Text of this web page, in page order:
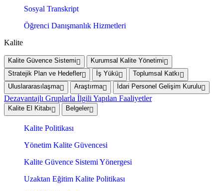
Sosyal Transkript
Öğrenci Danışmanlık Hizmetleri
Kalite
Kalite Güvence Sistemi
Kurumsal Kalite Yönetimi
Stratejik Plan ve Hedefler
İş Yükü
Toplumsal Katkı
Uluslararasılaşma
Araştırma İdari Personel Gelişim Kurulu
Dezavantajlı Gruplarla İlgili Yapılan Faaliyetler
Kalite El Kitabı Belgeler
Kalite Politikası
Yönetim Kalite Güvencesi
Kalite Güvence Sistemi Yönergesi
Uzaktan Eğitim Kalite Politikası